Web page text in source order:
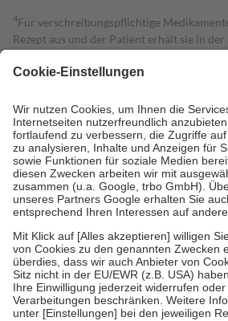
4Für verschreibungspflichtige
Rezept aus und der Patient erhält sie in
Kosten dafür, der Versicherte trägt einen
Grundsätzlich leisten Mitglieder
Prozent des Abgabepreises,mindestens
höchstens zehn Euro.Es sind jedoch nie
Kosten der Leistung zu entrichten.
Diese Regeln gelten grundsätzlich auch für
Bei Heilmitteln und häuslicher
Zuzahlung zehn Prozent der Kosten sowie
Um das Engagement der Versicherten für
stärken und die besondere Stellung der
fallenkeine Zuzahlungen an bei:
• Kindern und Jugendlichen bis zum
mit Ausnahme der Fahrkosten